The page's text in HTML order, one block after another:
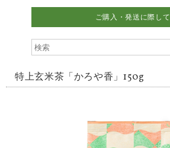
ご購入・発送に際して
特上玄米茶「かろや香」150g